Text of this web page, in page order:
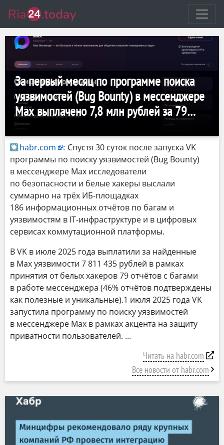
За первый месяц по программе поиска
уязвимостей (Bug Bounty) в мессенджере
Мax выплачено 7,8 млн рублей за 79
отчётов
habr.com : Спустя 30 суток после запуска VK
программы по поиску уязвимостей (Bug Bounty)
в мессенджере Мax исследователи
по безопасности и белые хакеры выслали
суммарно на трёх ИБ-площадках
186 информационных отчётов по багам и
уязвимостям в IT-инфраструктуре и в цифровых
сервисах коммутационной платформы.
В VK в июле 2025 года выплатили за найденные
в Max уязвимости 7 811 435 рублей в рамках
принятия от белых хакеров 79 отчётов с багами
в работе мессенджера (46% отчётов подтверждены
как полезные и уникальные).1 июля 2025 года VK
запустила программу по поиску уязвимостей
в мессенджере Мax в рамках акцента на защиту
приватности пользователей.
Читать на habr.com
Все новости от habr.com